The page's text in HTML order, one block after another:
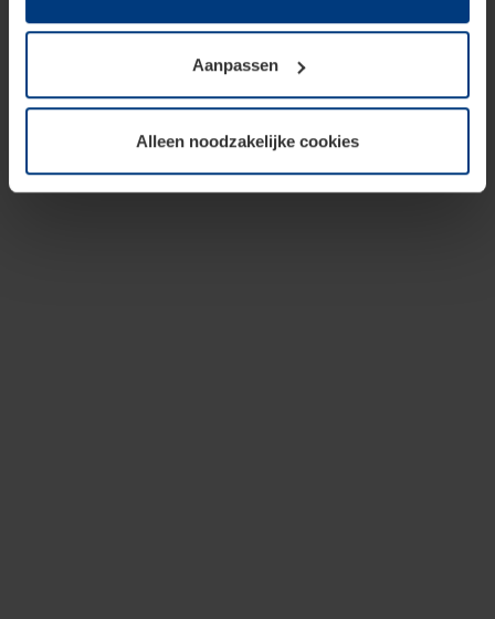
van deze pagina's absoluut vereist is. Voor alle andere
soorten cookies is uw toestemming benodigd. Uw
toestemming kunt u op elk moment bij de uitleg van de
wijzigen of herroepen.
Aanpassen
Alleen noodzakelijke cookies